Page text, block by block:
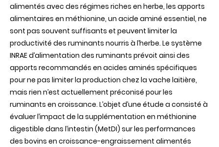
alimentés avec des régimes riches en herbe, les apports
alimentaires en méthionine, un acide aminé essentiel, ne
sont pas souvent suffisants et peuvent limiter la
productivité des ruminants nourris à l’herbe. Le système
INRAE d’alimentation des ruminants prévoit ainsi des
apports recommandés en acides aminés spécifiques
pour ne pas limiter la production chez la vache laitière,
mais rien n’est actuellement préconisé pour les
ruminants en croissance. L’objet d’une étude a consisté à
évaluer l’impact de la supplémentation en méthionine
digestible dans l’intestin (MetDI) sur les performances
des bovins en croissance-engraissement alimentés